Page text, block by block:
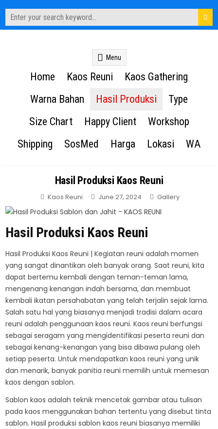
Search
for:
Menu
Home Kaos Reuni
Kaos Gathering
Warna Bahan
Hasil Produksi
Type
Size Chart
Happy Client
Workshop
Shipping
SosMed Harga Lokasi WA
Hasil Produksi Kaos Reuni
Kaos Reuni June 27, 2024 Posted
Gallery
Hasil Produksi Kaos Reuni
Hasil Produksi Kaos Reuni | Kegiatan reuni adalah momen
yang sangat dinantikan oleh banyak orang. Saat reuni, kita
dapat bertemu kembali dengan teman-teman lama,
mengenang kenangan indah bersama, dan membuat
kembali ikatan persahabatan yang telah terjalin sejak lama.
Salah satu hal yang biasanya menjadi tradisi dalam acara
reuni adalah penggunaan kaos reuni. Kaos reuni berfungsi
sebagai seragam yang mengidentifikasi peserta reuni dan
sebagai kenang-kenangan yang bisa dibawa pulang oleh
setiap peserta. Untuk mendapatkan kaos reuni yang unik
dan menarik, banyak panitia reuni memilih untuk memesan
kaos dengan sablon.
Sablon kaos adalah teknik mencetak gambar atau tulisan
pada kaos menggunakan bahan tertentu yang disebut tinta
sablon. Hasil produksi sablon kaos reuni biasanya memiliki